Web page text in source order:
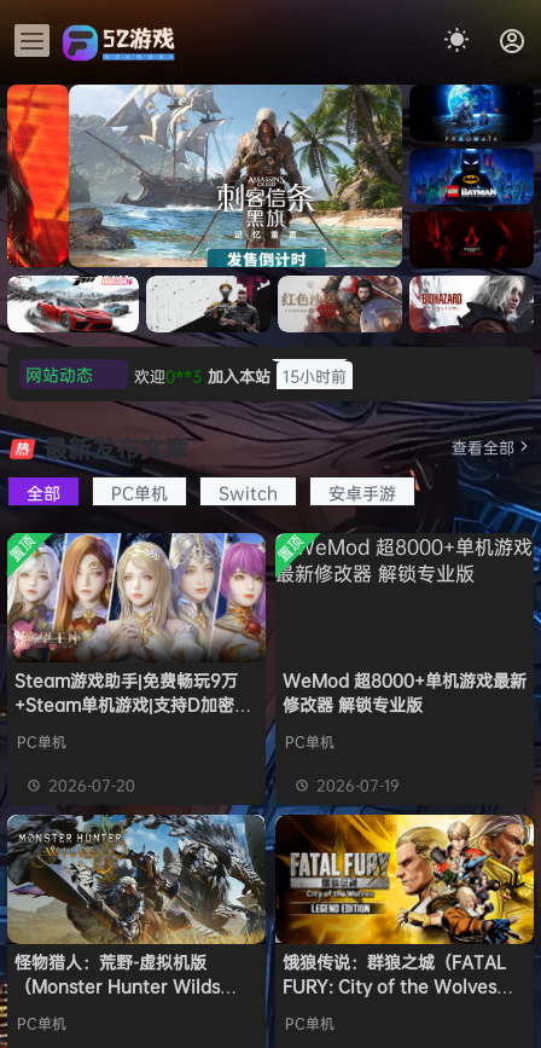
《刺客信条：黑旗 记忆重置-
虚拟机版/Assassin’s Creed
Black Flag Resynced
HYPERVISOR》免安装中文
版
《识质存
在/PRAG
MATA》
免安装中
文版
《乐高蝙
蝠侠：黑
暗骑士之
Legacy
of the
Dark
Knight》
免安装中
文版
影/Assas
sin’s
Creed
Shadow
s》免安装
版，非虚
拟机
极限竞
速：地平
线
6（Forza
Horizon
6）免安装
中文版
《原子之
心/Atomi
c
Heart》
免安装中
文版
红色沙漠-
虚拟机版
（Crimso
n Desert
HYPERVI
SOR）免
安装中文
版
生化危机
9：安魂
曲
（Reside
nt Evil
Requiem
）免安装
中文版
网站动态 欢迎0**3 加入本站 15小时前
欢迎c***s 加入本站 17小时前
欢迎 V****y 加入本站 19小时前
欢迎j***j 加入本站 19小时前
欢迎1******4 加入本站
8月5日
签到获取 点积分 8月5日
w******g 签到获取 49 点积分 8月4日
欢迎w******g 加入本站
8月4日
欢迎Z******U 加入本站
欢迎k******2 加入本站
欢迎C****i 加入本站
8月4日
欢迎Q*H 加入本站
14小时前
加入本站 14小时前
39
14小时前
最新发布文章
全部 PC单机 Switch 安卓手游
查看全部
置顶
Steam游戏助手|免费畅玩9万
+Steam单机游戏|支持D加密以
PC单机
2026-07-20
置顶
WeMod 超8000+单机游戏最新
修改器 解锁专业版
PC单机
2026-07-19
怪物猎人：荒野-虚拟机版
（Monster Hunter Wilds
PC单机
饿狼传说：群狼之城（FATAL
FURY: City of the Wolves）
PC单机